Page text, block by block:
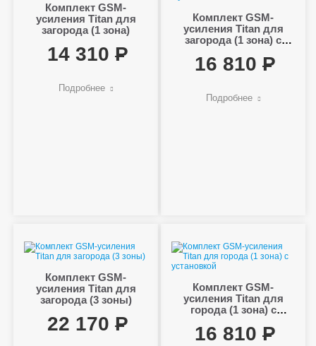
Комплект GSM-
усиления Titan для
загорода (1 зона)
14 310
Подробнее
Комплект GSM-
усиления Titan для
загорода (1 зона) с
16 810
Подробнее
Комплект GSM-
усиления Titan для
загорода (3 зоны)
22 170
Комплект GSM-
усиления Titan для
города (1 зона) с
16 810